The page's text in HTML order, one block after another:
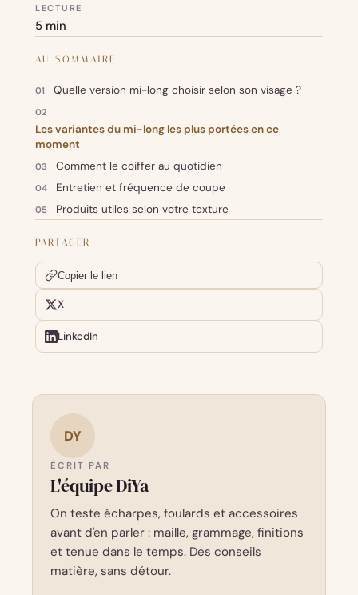
LECTURE
5 min
AU SOMMAIRE
Quelle version mi-long choisir selon son visage ?
Les variantes du mi-long les plus portées en ce
moment
Comment le coiffer au quotidien
Entretien et fréquence de coupe
Produits utiles selon votre texture
PARTAGER
Copier le lien
X
LinkedIn
DY
ÉCRIT PAR
L'équipe DiYa
On teste écharpes, foulards et accessoires
avant d'en parler : maille, grammage, finitions
et tenue dans le temps. Des conseils
matière, sans détour.